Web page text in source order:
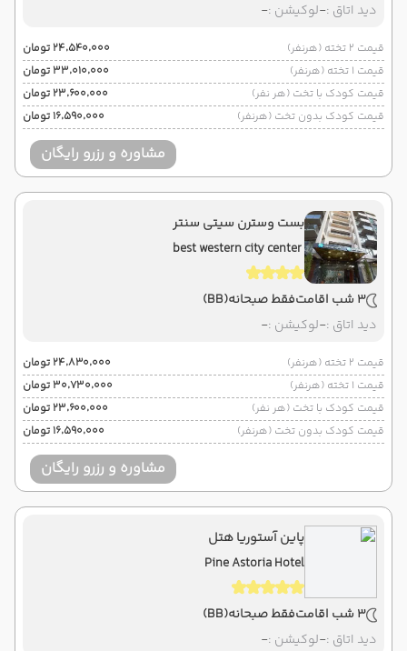
دید اتاق :-لوکیشن :-
قیمت 2 تخته (هرنفر)
۲۴٬۵۴۰٬۰۰۰ تومان
قیمت 1 تخته (هرنفر)
۳۳٬۰۱۰٬۰۰۰ تومان
قیمت کودک با تخت (هر نفر)
۲۳٬۶۰۰٬۰۰۰ تومان
قیمت کودک بدون تخت (هرنفر)
۱۶٬۵۹۰٬۰۰۰ تومان
مشاوره و رزرو رایگان
بست وسترن سیتی سنتر
best western city center
3 شب اقامت فقط صبحانه(BB)
دید اتاق :-لوکیشن :-
قیمت 2 تخته (هرنفر)
۲۴٬۸۳۰٬۰۰۰ تومان
قیمت 1 تخته (هرنفر)
۳۰٬۷۳۰٬۰۰۰ تومان
قیمت کودک با تخت (هر نفر)
۲۳٬۶۰۰٬۰۰۰ تومان
قیمت کودک بدون تخت (هرنفر)
۱۶٬۵۹۰٬۰۰۰ تومان
مشاوره و رزرو رایگان
پاین آستوریا هتل
Pine Astoria Hotel
3 شب اقامت فقط صبحانه(BB)
دید اتاق :-لوکیشن :-